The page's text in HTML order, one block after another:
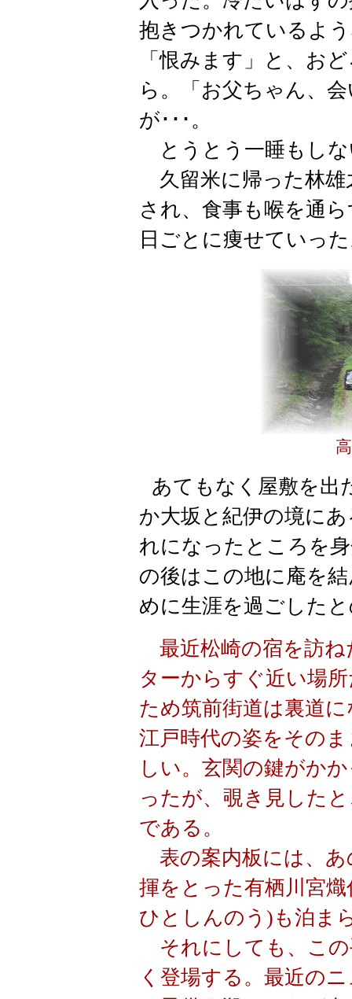
抱きつかれているよ
「恨みます」と、お
ら。「お父ちゃん、
が･･･。
とうとう一睡もし
久留米に帰った林雄
され、食事も喉を通
日ごとに痩せていっ
あてもなく屋敷を出
か大坂と紀伊の境に
れになったところを
の後はこの地に庵を
めに生涯を過ごした
最近松崎の宿を訪ね
ターからすぐ近い場
ため筑前街道は裏道
江戸時代の姿をその
しい。玄関の鍵がか
ったが、覗き見した
である。
表の案内板には、あ
揮をとった有栖川宮
ひとしんのう)も泊ま
それにしても、こ
く登場する。最近の